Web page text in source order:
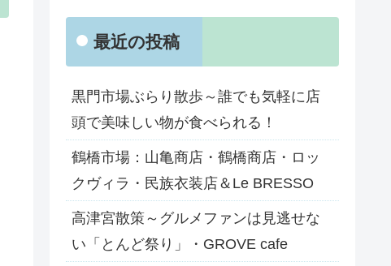
最近の投稿
黒門市場ぶらり散歩～誰でも気軽に店
頭で美味しい物が食べられる！
鶴橋市場：山亀商店・鶴橋商店・ロッ
クヴィラ・民族衣装店＆Le BRESSO
高津宮散策～グルメファンは見逃せな
い「とんど祭り」・GROVE cafe